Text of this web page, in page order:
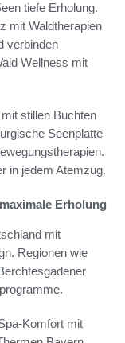
tiefe Erholung.
mit Waldtherapien
verbinden
Wellness mit
stillen Buchten
Seenplatte
in jedem Atemzug.
Erholung
mit
Regionen wie
Komfort mit